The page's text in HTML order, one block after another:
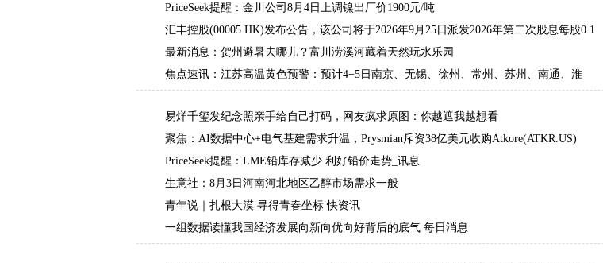
PriceSeek提醒：金川公司8月4日上调镍出厂价1900元/吨
汇丰控股(00005.HK)发布公告，该公司将于2026年9月25日派发2026年第二次股息每股0.1
美元|通讯最新消息：贺州避暑去哪儿？富川涝溪河藏着天然玩水乐园
焦点速讯：江苏高温黄色预警：预计4−5日南京、无锡、徐州、常州、苏州、南通、淮
易烊千玺发纪念照亲手给自己打码，网友疯求原图：你越遮我越想看
聚焦：AI数据中心+电气基建需求升温，Prysmian斥资38亿美元收购Atkore(ATKR.US)
PriceSeek提醒：LME铅库存减少 利好铅价走势_讯息
生意社：8月3日河南河北地区乙醇市场需求一般
青年说｜扎根大漠 寻得青春坐标 快资讯
一组数据读懂我国经济发展向新向优向好背后的底气 每日消息